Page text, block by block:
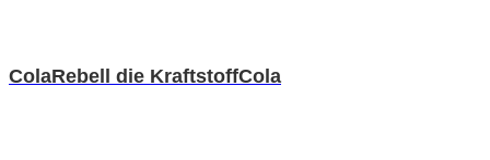
ColaRebell die KraftstoffCola